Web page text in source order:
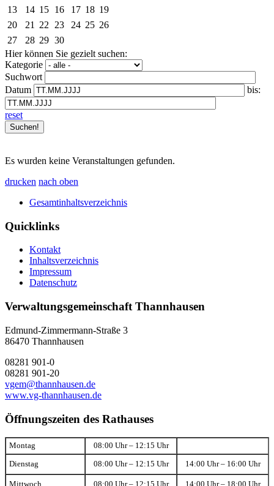
13
14 15 16 17 18 19
20
21 22 23 24 25 26
27
28 29 30
Hier können Sie gezielt suchen:
Kategorie
Suchwort
Datum
bis:
reset
Es wurden keine Veranstaltungen gefunden.
drucken nach oben
Gesamtinhaltsverzeichnis
Quicklinks
Kontakt
Inhaltsverzeichnis
Impressum
Datenschutz
Verwaltungsgemeinschaft Thannhausen
Edmund-Zimmermann-Straße 3
86470 Thannhausen
08281 901-0
08281 901-20
vgem@thannhausen.de
www.vg-thannhausen.de
Öffnungszeiten des Rathauses
Montag 08:00 Uhr – 12:15 Uhr
Dienstag 08:00 Uhr – 12:15 Uhr 14:00 Uhr – 16:00 Uhr